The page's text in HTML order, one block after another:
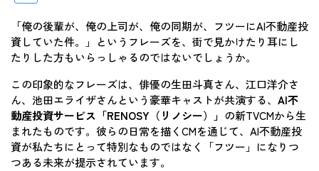
「俺の後輩が、俺の上司が、俺の同期が、フツーにAI不動産投
資していた件。」というフレーズを、街で見かけたり耳にし
たりした方もいらっしゃるのではないでしょうか。
この印象的なフレーズは、俳優の生田斗真さん、江口洋介さ
ん、池田エライザさんという豪華キャストが共演する、 AI不
動産投資サービス「RENOSY（リノシー）」 の新TVCMから生
まれたものです。彼らの日常を描くCMを通じて、AI不動産投
資が私たちにとって特別なものではなく「フツー」になりつ
つある未来が提示されています。